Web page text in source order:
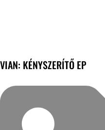
VIAN: KÉNYSZERÍTŐ EP